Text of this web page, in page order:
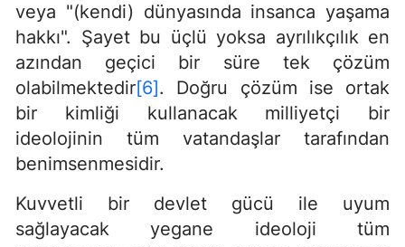
veya "(kendi) dünyasında insanca yaşama
hakkı". Şayet bu üçlü yoksa ayrılıkçılık en
azından geçici bir süre tek çözüm
olabilmektedir[6]. Doğru çözüm ise ortak
bir kimliği kullanacak milliyetçi bir
ideolojinin tüm vatandaşlar tarafından
benimsenmesidir.
Kuvvetli bir devlet gücü ile uyum
sağlayacak yegane ideoloji tüm